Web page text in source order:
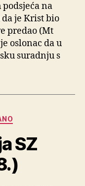
na
je Krist bio
predao (Mt
oslonac da u
suradnju s
SZ